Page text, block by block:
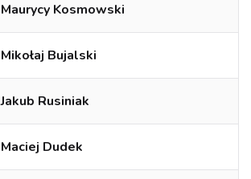
Maurycy Kosmowski
Mikołaj Bujalski
Jakub Rusiniak
Maciej Dudek